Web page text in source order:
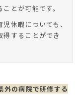
とが可能です。
休暇についても、
することができ
の病院で研修する